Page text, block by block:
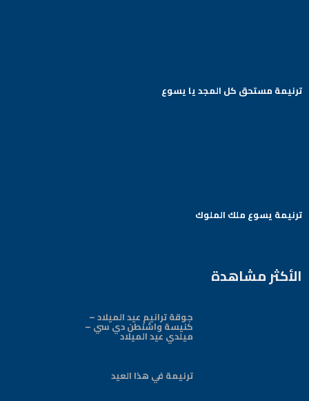
ترنيمة مستحق كل المجد يا يسوع
ترنيمة يسوع ملك الملوك
الأكثر مشاهدة
جوقة ترانيم عيد الميلاد –
كنيسة واشنطن دي سي –
ميلدي عيد الميلاد
ترنيمة في هذا العيد